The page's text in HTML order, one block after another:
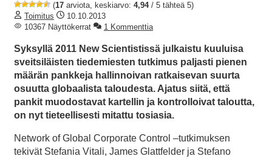
(17 arviota, keskiarvo: 4,94/ 5 tähteä 5)
Toimitus
10.10.2013
10367 Näyttökerrat
1 Kommenttia
Syksyllä 2011 New Scientistissä julkaistu kuuluisa
sveitsiläisten tiedemiesten tutkimus paljasti pienen
määrän pankkeja hallinnoivan ratkaisevan suurta
osuutta globaalista taloudesta. Ajatus siitä, että
pankit muodostavat kartellin ja kontrolloivat taloutta,
on nyt tieteellisesti mitattu tosiasia.
Network of Global Corporate Control –tutkimuksen
tekivät Stefania Vitali, James Glattfelder ja Stefano